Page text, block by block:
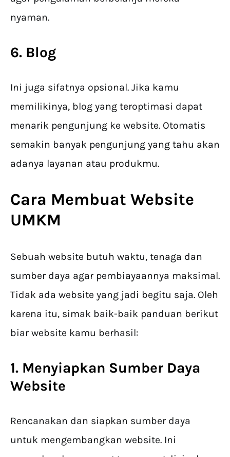
nyaman.
6. Blog
Ini juga sifatnya opsional. Jika kamu
memilikinya, blog yang teroptimasi dapat
menarik pengunjung ke website. Otomatis
semakin banyak pengunjung yang tahu akan
adanya layanan atau produkmu.
Cara Membuat Website
UMKM
Sebuah website butuh waktu, tenaga dan
sumber daya agar pembiayaannya maksimal.
Tidak ada website yang jadi begitu saja. Oleh
karena itu, simak baik-baik panduan berikut
biar website kamu berhasil:
1. Menyiapkan Sumber Daya
Website
Rencanakan dan siapkan sumber daya
untuk mengembangkan website. Ini